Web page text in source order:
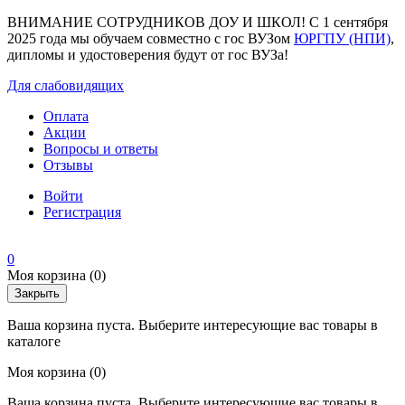
ВНИМАНИЕ СОТРУДНИКОВ ДОУ И ШКОЛ! С 1 сентября
2025 года мы обучаем совместно с гос ВУЗом ЮРГПУ (НПИ),
дипломы и удостоверения будут от гос ВУЗа!
Для слабовидящих
Оплата
Акции
Вопросы и ответы
Отзывы
Войти
Регистрация
0
Моя корзина (0)
Закрыть
Ваша корзина пуста. Выберите интересующие вас товары в
каталоге
Моя корзина (0)